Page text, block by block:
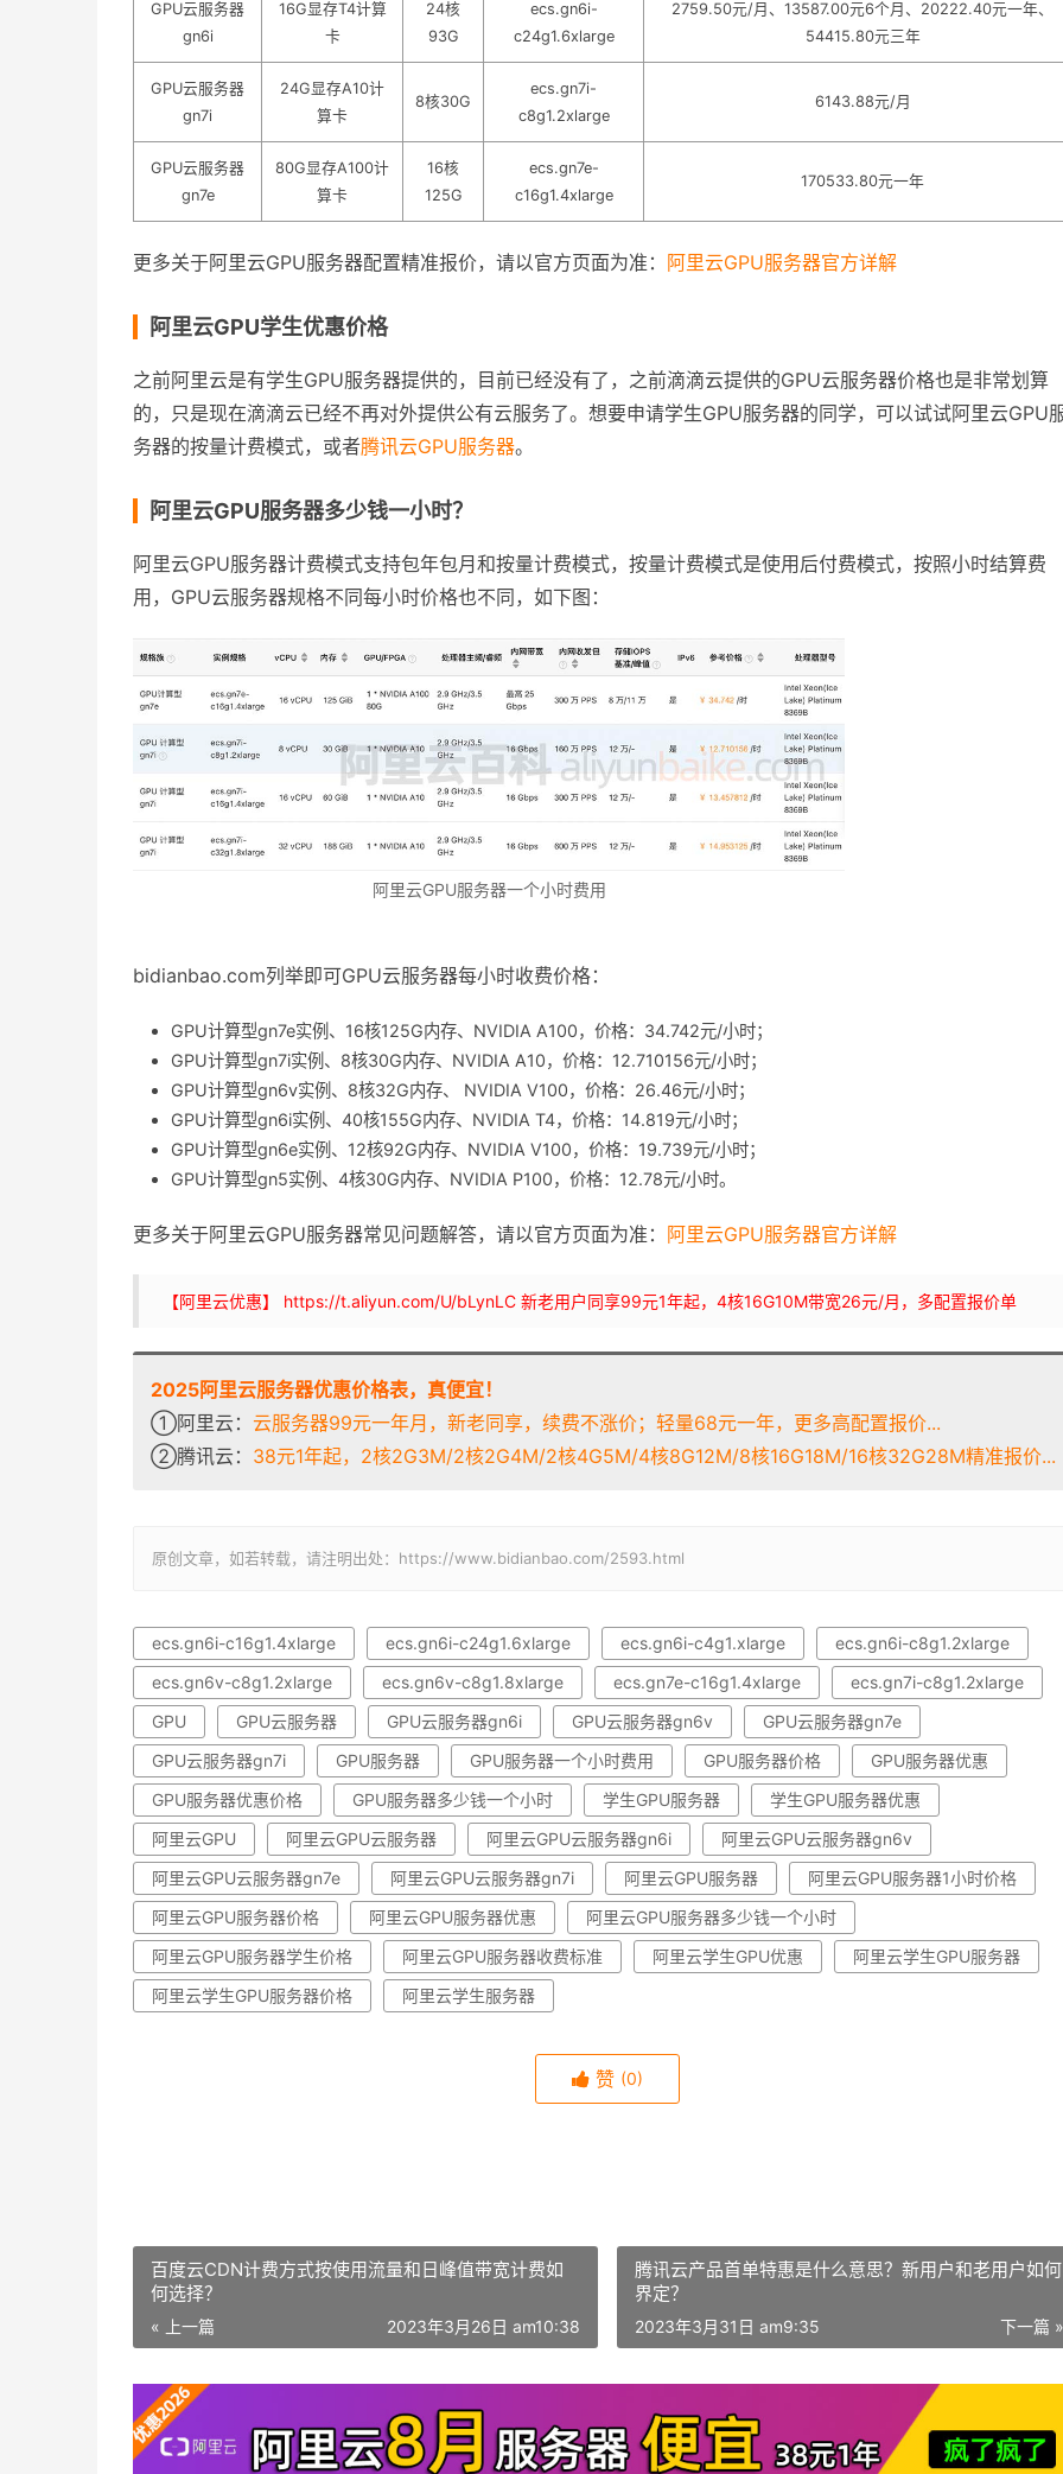
GPU云服务器
gn6i
16G显存T4计算
卡
24核
93G
ecs.gn6i-
c24g1.6xlarge
2759.50元/月、13587.00元6个月、20222.40元一年、
54415.80元三年
GPU云服务器
gn7i
24G显存A10计
算卡
8核30G
ecs.gn7i-
c8g1.2xlarge
6143.88元/月
GPU云服务器
gn7e
80G显存A100计
算卡
16核
125G
ecs.gn7e-
c16g1.4xlarge
170533.80元一年
更多关于阿里云GPU服务器配置精准报价，请以官方页面为准： 阿里云GPU服务器官方详解
阿里云GPU学生优惠价格
之前阿里云是有学生GPU服务器提供的，目前已经没有了，之前滴滴云提供的GPU云服务器价格也是非常划算
的，只是现在滴滴云已经不再对外提供公有云服务了。想要申请学生GPU服务器的同学，可以试试阿里云GPU
务器的按量计费模式，或者腾讯云GPU服务器。
阿里云GPU服务器多少钱一小时？
阿里云GPU服务器计费模式支持包年包月和按量计费模式，按量计费模式是使用后付费模式，按照小时结算费
用，GPU云服务器规格不同每小时价格也不同，如下图：
阿里云GPU服务器一个小时费用
bidianbao.com列举即可GPU云服务器每小时收费价格：
GPU计算型gn7e实例、16核125G内存、NVIDIA A100，价格：34.742元/小时；
GPU计算型gn7i实例、8核30G内存、NVIDIA A10，价格：12.710156元/小时；
GPU计算型gn6v实例、8核32G内存、 NVIDIA V100，价格：26.46元/小时；
GPU计算型gn6i实例、40核155G内存、NVIDIA T4，价格：14.819元/小时；
GPU计算型gn6e实例、12核92G内存、NVIDIA V100，价格：19.739元/小时；
GPU计算型gn5实例、4核30G内存、NVIDIA P100，价格：12.78元/小时。
更多关于阿里云GPU服务器常见问题解答，请以官方页面为准： 阿里云GPU服务器官方详解
【阿里云优惠】 https://t.aliyun.com/U/bLynLC 新老用户同享99元1年起，4核16G10M带宽26元/月，多配置报价单
2025阿里云服务器优惠价格表，真便宜！
①阿里云： 云服务器99元一年月，新老同享，续费不涨价；轻量68元一年，更多高配置报价...
②腾讯云： 38元1年起，2核2G3M/2核2G4M/2核4G5M/4核8G12M/8核16G18M/16核32G28M精准报价...
原创文章，如若转载，请注明出处：https://www.bidianbao.com/2593.html
ecs.gn6i-c16g1.4xlarge ecs.gn6i-c24g1.6xlarge ecs.gn6i-c4g1.xlarge
ecs.gn6i-c8g1.2xlarge
ecs.gn6v-c8g1.2xlarge
ecs.gn6v-c8g1.8xlarge ecs.gn7e-c16g1.4xlarge
ecs.gn7i-c8g1.2xlarge
GPU
GPU云服务器 GPU云服务器gn6i GPU云服务器gn6v
GPU云服务器gn7e
GPU云服务器gn7i
GPU服务器 GPU服务器一个小时费用 GPU服务器价格
GPU服务器优惠
GPU服务器优惠价格
GPU服务器多少钱一个小时 学生GPU服务器
学生GPU服务器优惠
阿里云GPU
阿里云GPU云服务器 阿里云GPU云服务器gn6i
阿里云GPU云服务器gn6v
阿里云GPU云服务器gn7e
阿里云GPU云服务器gn7i 阿里云GPU服务器
阿里云GPU服务器1小时价格
阿里云GPU服务器价格
阿里云GPU服务器优惠
阿里云GPU服务器多少钱一个小时
阿里云GPU服务器学生价格
阿里云GPU服务器收费标准 阿里云学生GPU优惠
阿里云学生GPU服务器
阿里云学生GPU服务器价格
阿里云学生服务器
赞 (0)
百度云CDN计费方式按使用流量和日峰值带宽计费如
何选择？
« 上一篇 2023年3月26日 am10:38
腾讯云产品首单特惠是什么意思？新用户和老用户如何
界定？
下一篇 »
2023年3月31日 am9:35